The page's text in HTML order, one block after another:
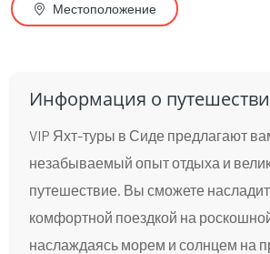
Местоположение
Информация о
VIP Яхт-туры в Сиде предлагают
незабываемый опыт отдыха и
путешествие. Вы сможете
комфортной поездкой на
наслаждаясь морем и солнцем на